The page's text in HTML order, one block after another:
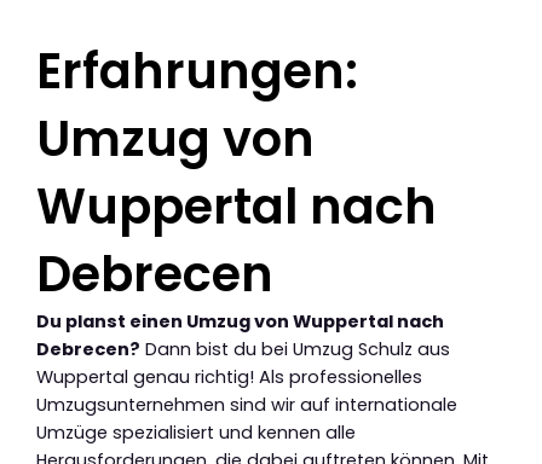
Erfahrungen:
Umzug von
Wuppertal nach
Debrecen
Du planst einen Umzug von Wuppertal nach
Debrecen? Dann bist du bei Umzug Schulz aus
Wuppertal genau richtig! Als professionelles
Umzugsunternehmen sind wir auf internationale
Umzüge spezialisiert und kennen alle